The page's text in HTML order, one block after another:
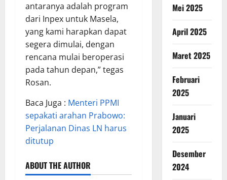
antaranya adalah program
dari Inpex untuk Masela,
yang kami harapkan dapat
segera dimulai, dengan
rencana mulai beroperasi
pada tahun depan,” tegas
Rosan.
Baca Juga : Menteri PPMI
sepakati arahan Prabowo:
Perjalanan Dinas LN harus
ditutup
ABOUT THE AUTHOR
Mei 2025
April 2025
Maret 2025
Februari
2025
Januari
2025
Desember
2024